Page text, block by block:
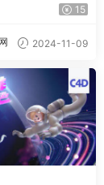
15
2024-11-09